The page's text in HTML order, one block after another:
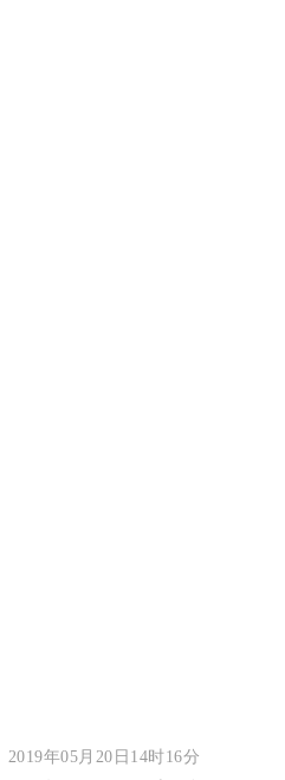
2019年05月20日14时16分